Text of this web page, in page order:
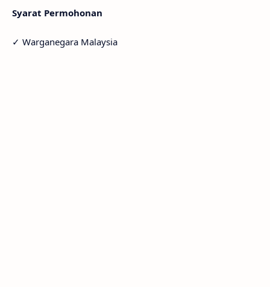
Syarat Permohonan
✓ Warganegara Malaysia